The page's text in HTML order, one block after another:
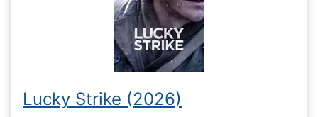
Lucky Strike (2026)